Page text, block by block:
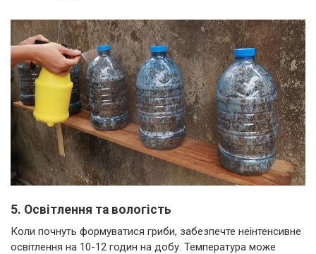
5. Освітлення та вологість
Коли почнуть формуватися гриби, забезпечте неінтенсивне
освітлення на 10-12 годин на добу. Температура може